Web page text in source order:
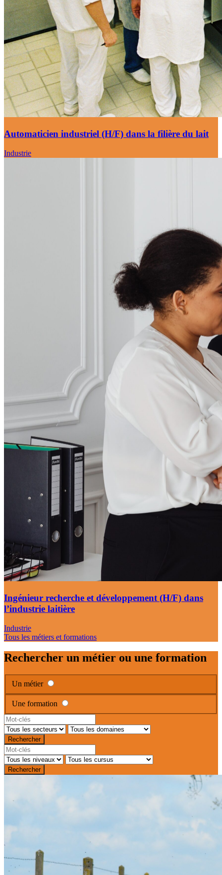
Automaticien industriel (H/F) dans la filière du lait
Industrie
Ingénieur recherche et développement (H/F) dans
l’industrie laitière
Industrie
Tous les métiers et formations
Rechercher un métier ou une formation
Un métier
Une formation